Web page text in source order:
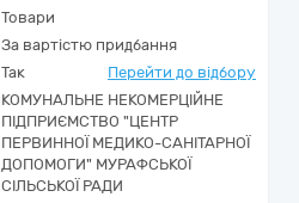
Товари
За вартістю придбання
Так Перейти до відбору
КОМУНАЛЬНЕ НЕКОМЕРЦІЙНЕ
ПІДПРИЄМСТВО "ЦЕНТР
ПЕРВИННОЇ МЕДИКО-САНІТАРНОЇ
ДОПОМОГИ" МУРАФСЬКОЇ
СІЛЬСЬКОЇ РАДИ